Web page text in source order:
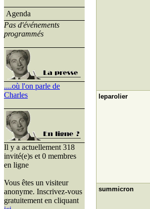
Agenda
Pas d'événements
programmés
....où l'on parle de
Charles
Il y a actuellement 318
invité(e)s et 0 membres
en ligne
Vous êtes un visiteur
anonyme. Inscrivez-vous
gratuitement en cliquant
leparolier
summicron